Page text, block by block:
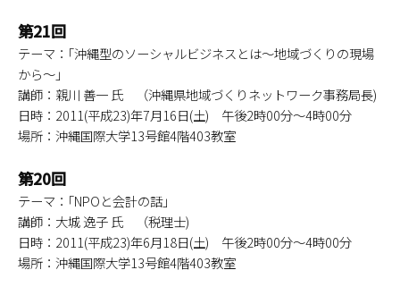
第21回
テーマ：｢沖縄型のソーシャルビジネスとは～地域づくりの現場
から～｣
講師：親川 善一 氏 （沖縄県地域づくりネットワーク事務局長)
日時：2011(平成23)年7月16日(土) 午後2時00分～4時00分
場所：沖縄国際大学13号館4階403教室
第20回
テーマ：｢NPOと会計の話｣
講師：大城 逸子 氏 （税理士)
日時：2011(平成23)年6月18日(土) 午後2時00分～4時00分
場所：沖縄国際大学13号館4階403教室